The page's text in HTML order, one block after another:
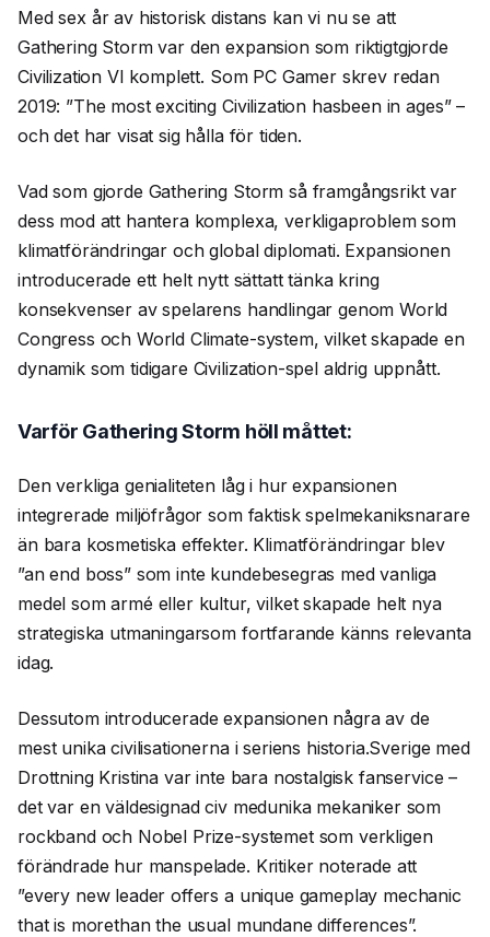
Med sex år av historisk distans kan vi nu se att
Gathering Storm var den expansion som riktigtgjorde
Civilization VI komplett. Som PC Gamer skrev redan
2019: ”The most exciting Civilization hasbeen in ages” –
och det har visat sig hålla för tiden.
Vad som gjorde Gathering Storm så framgångsrikt var
dess mod att hantera komplexa, verkligaproblem som
klimatförändringar och global diplomati. Expansionen
introducerade ett helt nytt sättatt tänka kring
konsekvenser av spelarens handlingar genom World
Congress och World Climate-system, vilket skapade en
dynamik som tidigare Civilization-spel aldrig uppnått.
Varför Gathering Storm höll måttet:
Den verkliga genialiteten låg i hur expansionen
integrerade miljöfrågor som faktisk spelmekaniksnarare
än bara kosmetiska effekter. Klimatförändringar blev
”an end boss” som inte kundebesegras med vanliga
medel som armé eller kultur, vilket skapade helt nya
strategiska utmaningarsom fortfarande känns relevanta
idag.
Dessutom introducerade expansionen några av de
mest unika civilisationerna i seriens historia.Sverige med
Drottning Kristina var inte bara nostalgisk fanservice –
det var en väldesignad civ medunika mekaniker som
rockband och Nobel Prize-systemet som verkligen
förändrade hur manspelade. Kritiker noterade att
”every new leader offers a unique gameplay mechanic
that is morethan the usual mundane differences”.